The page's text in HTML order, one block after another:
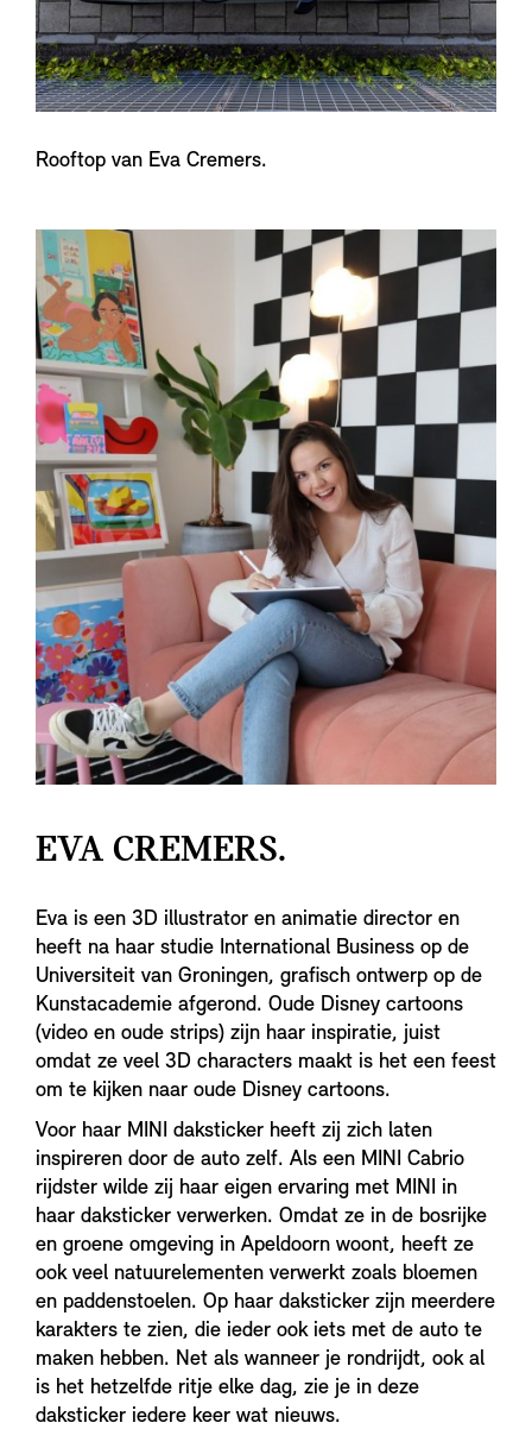
Rooftop van Eva Cremers.
EVA CREMERS.
Eva is een 3D illustrator en animatie director en
heeft na haar studie International Business op de
Universiteit van Groningen, grafisch ontwerp op de
Kunstacademie afgerond. Oude Disney cartoons
(video en oude strips) zijn haar inspiratie, juist
omdat ze veel 3D characters maakt is het een feest
om te kijken naar oude Disney cartoons.
Voor haar MINI daksticker heeft zij zich laten
inspireren door de auto zelf. Als een MINI Cabrio
rijdster wilde zij haar eigen ervaring met MINI in
haar daksticker verwerken. Omdat ze in de bosrijke
en groene omgeving in Apeldoorn woont, heeft ze
ook veel natuurelementen verwerkt zoals bloemen
en paddenstoelen. Op haar daksticker zijn meerdere
karakters te zien, die ieder ook iets met de auto te
maken hebben. Net als wanneer je rondrijdt, ook al
is het hetzelfde ritje elke dag, zie je in deze
daksticker iedere keer wat nieuws.